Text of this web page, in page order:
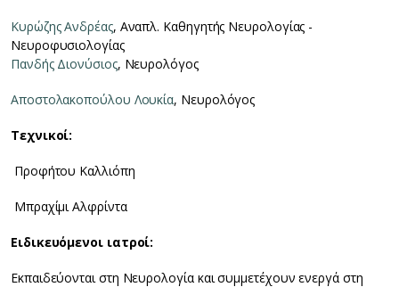
Κυρώζης Ανδρέας, Αναπλ. Καθηγητής Νευρολογίας -
Νευροφυσιολογίας
Πανδής Διονύσιος, Νευρολόγος
Αποστολακοπούλου Λουκία, Νευρολόγος
Τεχνικοί:
Προφήτου Καλλιόπη
Μπραχίμι Αλφρίντα
Ειδικευόμενοι ιατροί:
Εκπαιδεύονται στη Νευρολογία και συμμετέχουν ενεργά στη